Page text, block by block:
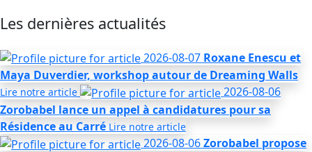
Les dernières actualités
2026-08-07 Roxane Enescu et
Maya Duverdier, workshop autour de Dreaming Walls
Lire notre article
2026-08-06
Zorobabel lance un appel à candidatures pour sa
Résidence au Carré Lire notre article
2026-08-06Zorobabel propose